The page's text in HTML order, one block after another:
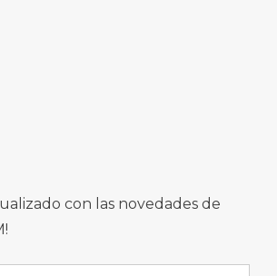
con las novedades de